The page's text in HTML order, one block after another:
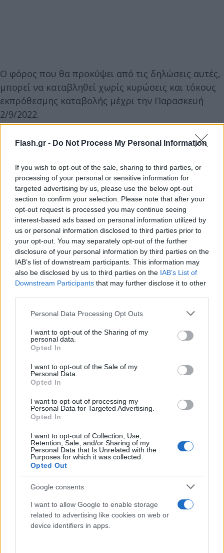
Flash.gr - Do Not Process My Personal Information
If you wish to opt-out of the sale, sharing to third parties, or
processing of your personal or sensitive information for
targeted advertising by us, please use the below opt-out
section to confirm your selection. Please note that after your
opt-out request is processed you may continue seeing
interest-based ads based on personal information utilized by
us or personal information disclosed to third parties prior to
your opt-out. You may separately opt-out of the further
disclosure of your personal information by third parties on the
IAB’s list of downstream participants. This information may
also be disclosed by us to third parties on the IAB’s List of
Downstream Participants that may further disclose it to other
Please note that this website/app uses one or more Google
not limited to your visit or usage behaviour. You may click to
grant or deny consent to Google and its third-party tags to
use your data for below specified purposes in below Google
consent section.
Personal Data Processing Opt Outs
I want to opt-out of the Sharing of my
personal data.
Opted In
I want to opt-out of the Sale of my
Personal Data.
Opted In
I want to opt-out of processing my
Personal Data for Targeted Advertising.
Opted In
I want to opt-out of Collection, Use,
Retention, Sale, and/or Sharing of my
Personal Data that Is Unrelated with the
Purposes for which it was collected.
Opted Out
Google consents
I want to allow Google to enable storage
related to advertising like cookies on web or
device identifiers in apps.
Ο φόρος που θα προκύψει από τις δηλώσεις αυτές,
μπορεί να καταβληθεί χωρίς κυρώσεις και τόκους
εκπρόθεσμης καταβολής μέχρι την Παρασκευή
2/9/2022.
Επισημαίνεται, ότι ο φόρος αυτός πρέπει να
όχι μέσω κάρτας ή συστήματος πληρωμών IRIS.
Για τις δηλώσεις φόρου εισοδήματος νομικών
προσώπων που υποβλήθηκαν έως και την